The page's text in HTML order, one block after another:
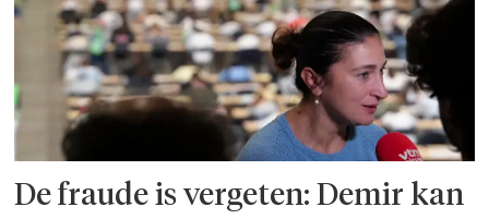
De fraude is vergeten: Demir kan